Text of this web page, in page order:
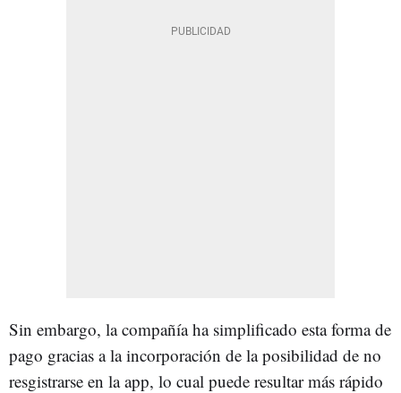
Sin embargo, la compañía ha simplificado esta forma de
pago gracias a la incorporación de la posibilidad de no
resgistrarse en la app, lo cual puede resultar más rápido